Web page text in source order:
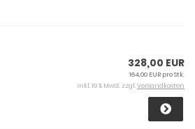
328,00 EUR
164,00 EUR pro Stk.
inkl. 19 % MwSt. zzgl.Versandkosten